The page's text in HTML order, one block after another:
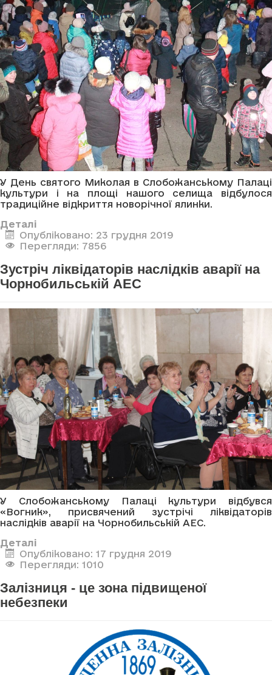
У День святого Миколая в Слобожанському Палаці
культури і на площі нашого селища відбулося
традиційне відкриття новорічної ялинки.
Деталі
Опубліковано: 23 грудня 2019
Перегляди: 7856
Зустріч ліквідаторів наслідків аварії на
Чорнобильській АЕС
У Слобожанському Палаці культури відбувся
«Вогник», присвячений зустрічі ліквідаторів
наслідків аварії на Чорнобильській АЕС.
Деталі
Опубліковано: 17 грудня 2019
Перегляди: 1010
Залізниця - це зона підвищеної
небезпеки